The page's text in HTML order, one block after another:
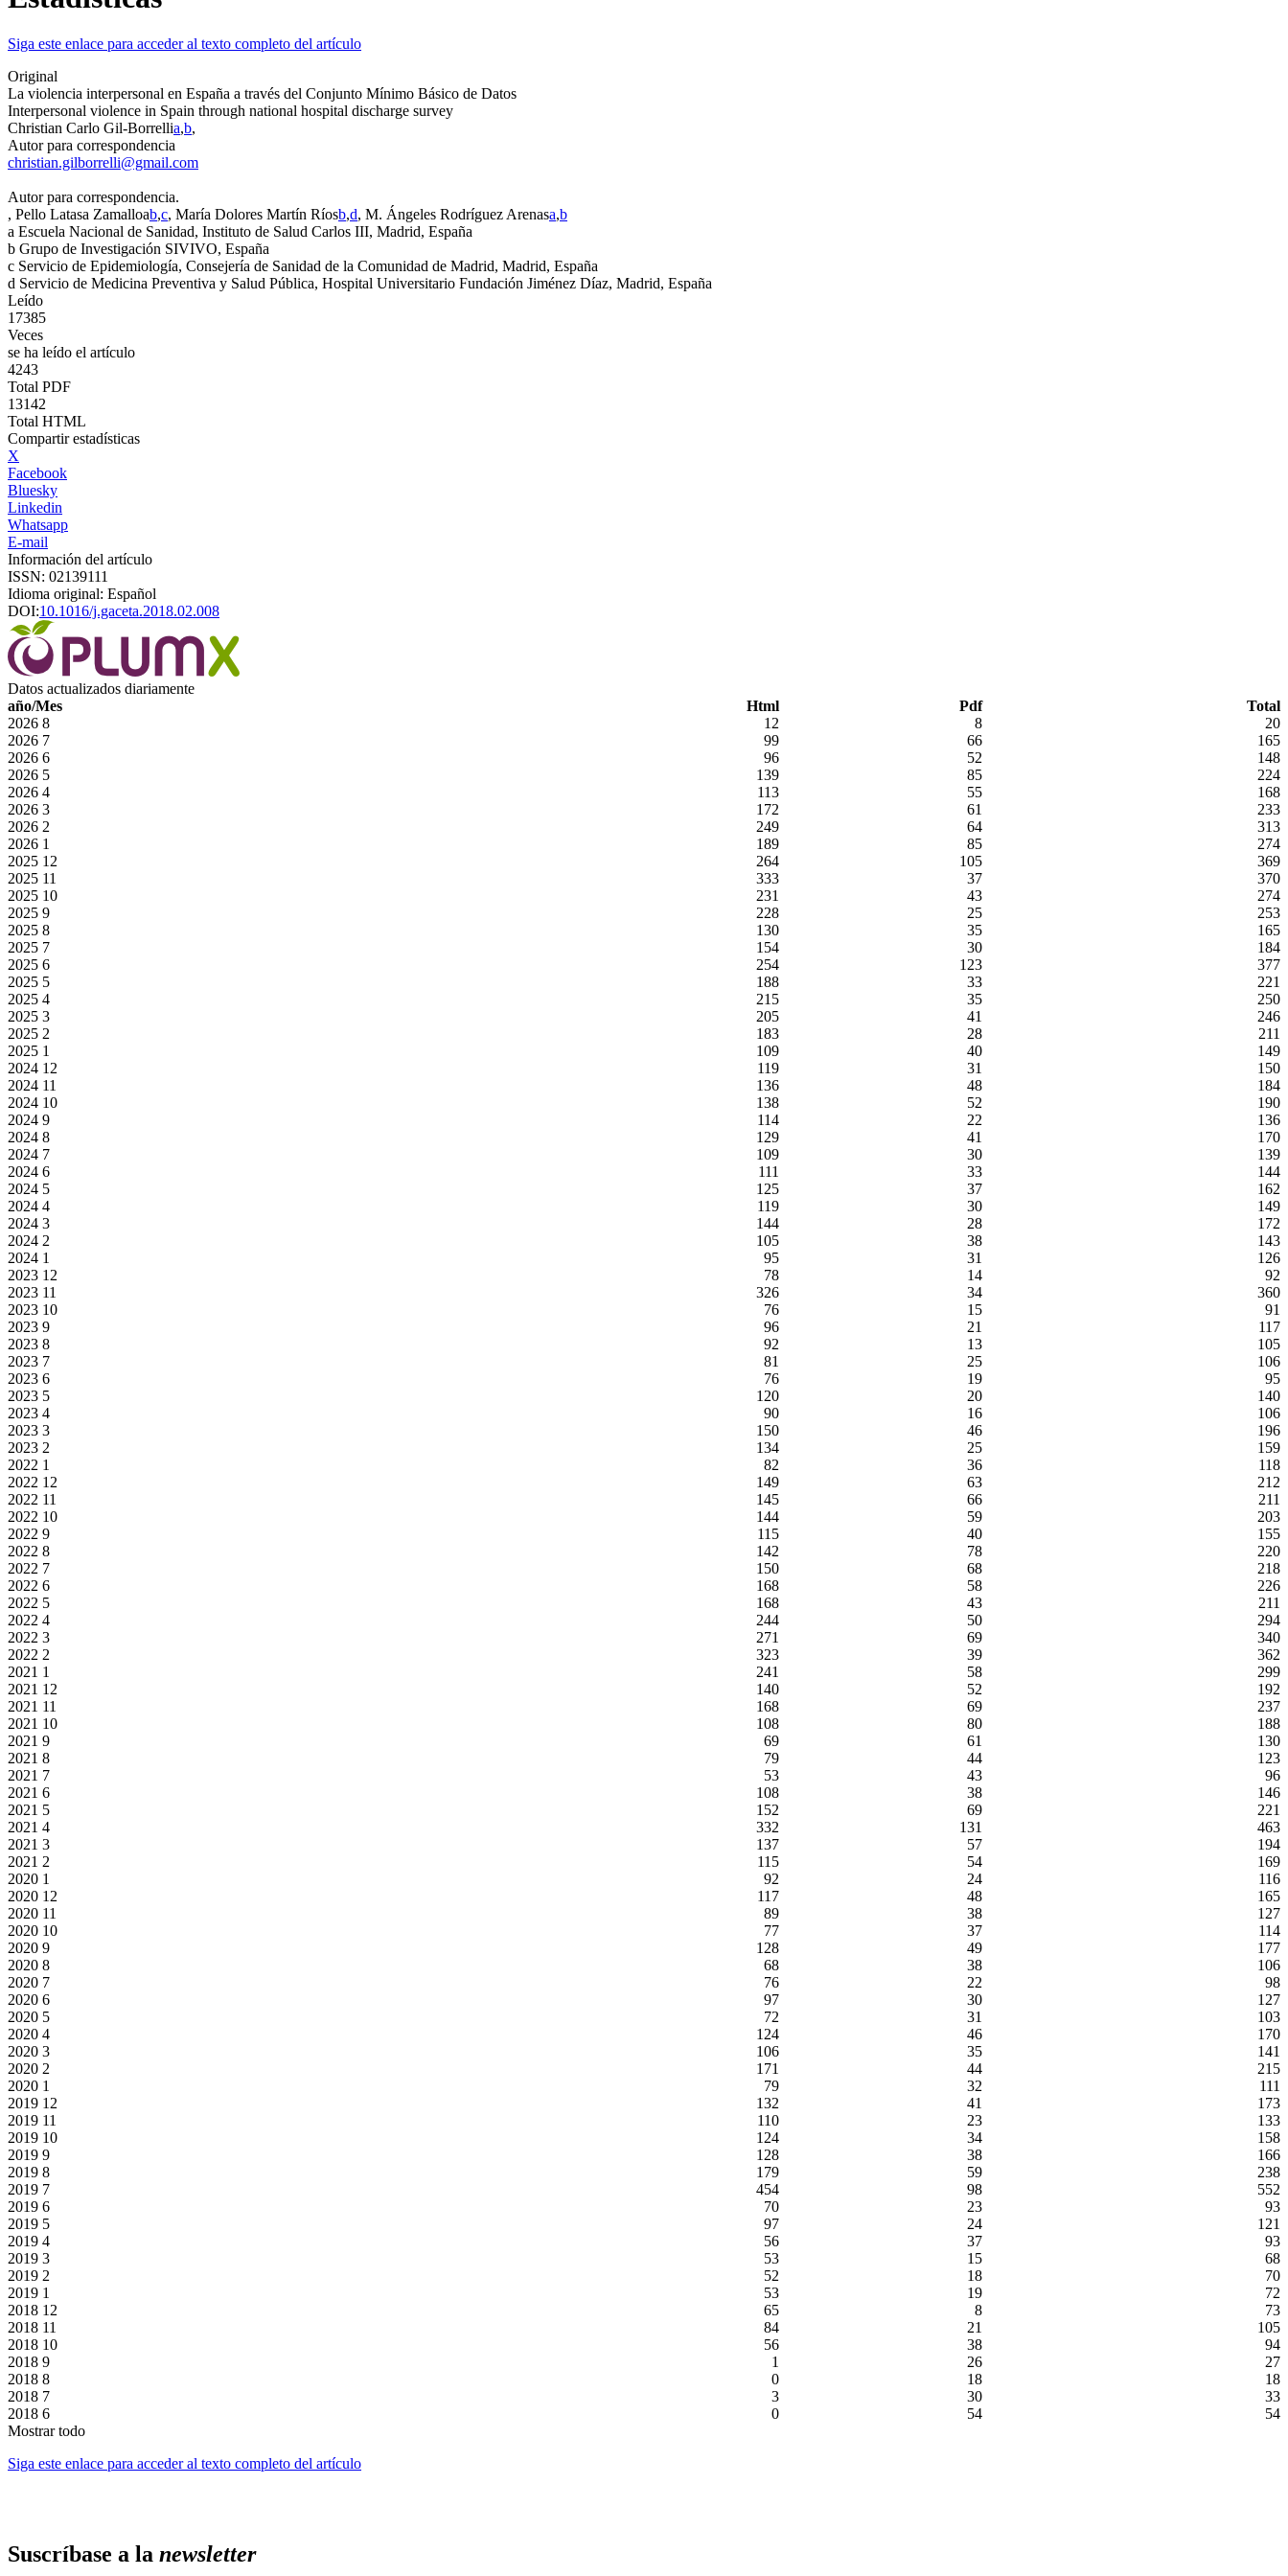
Siga este enlace para acceder al texto completo del artículo
Original
La violencia interpersonal en España a través del Conjunto Mínimo Básico de Datos
Interpersonal violence in Spain through national hospital discharge survey
Christian Carlo Gil-Borrellia,b,
Autor para correspondencia
christian.gilborrelli@gmail.com
Autor para correspondencia.
, Pello Latasa Zamalloab,c, María Dolores Martín Ríosb,d, M. Ángeles Rodríguez Arenasa,b
a Escuela Nacional de Sanidad, Instituto de Salud Carlos III, Madrid, España
b Grupo de Investigación SIVIVO, España
c Servicio de Epidemiología, Consejería de Sanidad de la Comunidad de Madrid, Madrid, España
d Servicio de Medicina Preventiva y Salud Pública, Hospital Universitario Fundación Jiménez Díaz, Madrid, España
Leído
17385
Veces
se ha leído el artículo
4243
Total PDF
13142
Total HTML
Compartir estadísticas
X
Facebook
Bluesky
Linkedin
Whatsapp
E-mail
Información del artículo
ISSN: 02139111
Idioma original: Español
DOI:10.1016/j.gaceta.2018.02.008
Datos actualizados diariamente
año/Mes
Html Pdf
Total
2026 8 12 8
20
2026 7 99 66
165
2026 6 96 52
148
2026 5 139 85
224
2026 4 113 55
168
2026 3 172 61
233
2026 2 249 64
313
2026 1 189 85
274
2025 12 264 105
369
2025 11 333 37
370
2025 10 231 43
274
2025 9 228 25
253
2025 8 130 35
165
2025 7 154 30
184
2025 6 254 123
377
2025 5 188 33
221
2025 4 215 35
250
2025 3 205 41
246
2025 2 183 28
211
2025 1 109 40
149
2024 12 119 31
150
2024 11 136 48
184
2024 10 138 52
190
2024 9 114 22
136
2024 8 129 41
170
2024 7 109 30
139
2024 6 111 33
144
2024 5 125 37
162
2024 4 119 30
149
2024 3 144 28
172
2024 2 105 38
143
2024 1 95 31
126
2023 12 78 14
92
2023 11 326 34
360
2023 10 76 15
91
2023 9 96 21
117
2023 8 92 13
105
2023 7 81 25
106
2023 6 76 19
95
2023 5 120 20
140
2023 4 90 16
106
2023 3 150 46
196
2023 2 134 25
159
2022 1 82 36
118
2022 12 149 63
212
2022 11 145 66
211
2022 10 144 59
203
2022 9 115 40
155
2022 8 142 78
220
2022 7 150 68
218
2022 6 168 58
226
2022 5 168 43
211
2022 4 244 50
294
2022 3 271 69
340
2022 2 323 39
362
2021 1 241 58
299
2021 12 140 52
192
2021 11 168 69
237
2021 10 108 80
188
2021 9 69 61
130
2021 8 79 44
123
2021 7 53 43
96
2021 6 108 38
146
2021 5 152 69
221
2021 4 332 131
463
2021 3 137 57
194
2021 2 115 54
169
2020 1 92 24
116
2020 12 117 48
165
2020 11 89 38
127
2020 10 77 37
114
2020 9 128 49
177
2020 8 68 38
106
2020 7 76 22
98
2020 6 97 30
127
2020 5 72 31
103
2020 4 124 46
170
2020 3 106 35
141
2020 2 171 44
215
2020 1 79 32
111
2019 12 132 41
173
2019 11 110 23
133
2019 10 124 34
158
2019 9 128 38
166
2019 8 179 59
238
2019 7 454 98
552
2019 6 70 23
93
2019 5 97 24
121
2019 4 56 37
93
2019 3 53 15
68
2019 2 52 18
70
2019 1 53 19
72
2018 12 65 8
73
2018 11 84 21
105
2018 10 56 38
94
2018 9 1 26
27
2018 8 0 18
18
2018 7 3 30
33
2018 6 0 54
54
Mostrar todo
Siga este enlace para acceder al texto completo del artículo
Suscríbase a la newsletter